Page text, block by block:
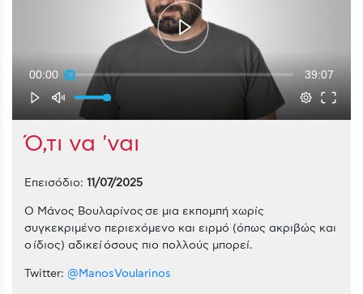
00:00 39:07
Ό,τι να 'ναι
Επεισόδιο: 11/07/2025
Ο Μάνος Βουλαρίνος σε μια εκπομπή χωρίς
συγκεκριμένο περιεχόμενο και ειρμό (όπως ακριβώς και
ο ίδιος) αδικεί όσους πιο πολλούς μπορεί.
Twitter: @ManosVoularinos